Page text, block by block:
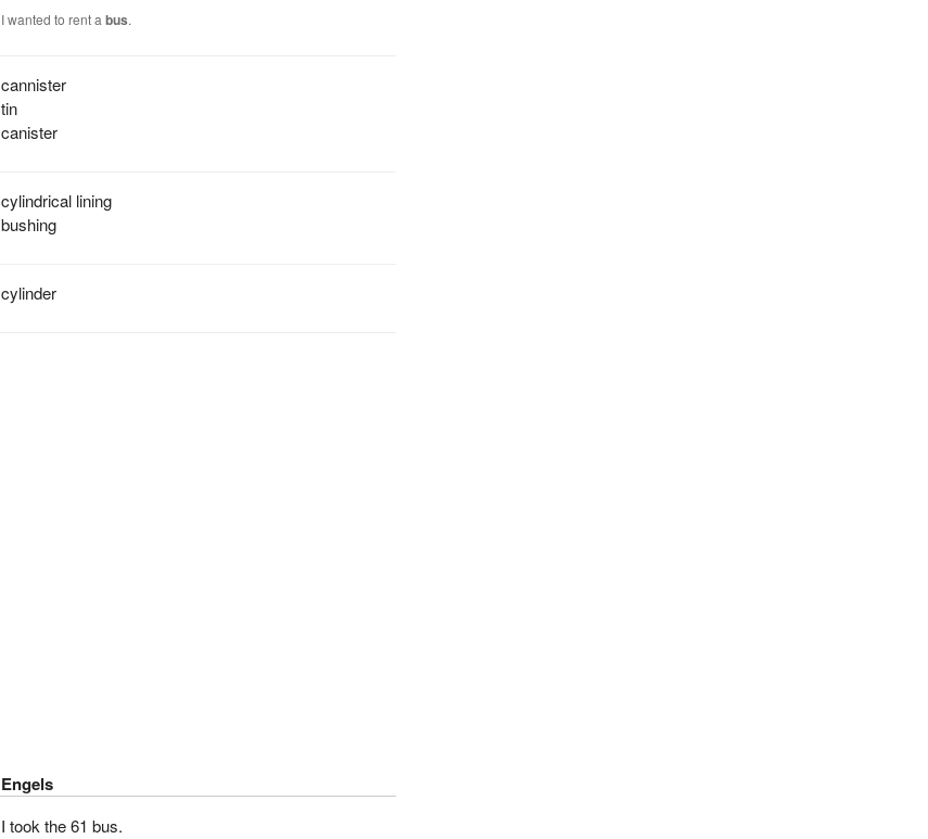
I wanted to rent abus.
cannister
tin
canister
cylindrical lining
bushing
cylinder
Engels
I took the 61 bus.